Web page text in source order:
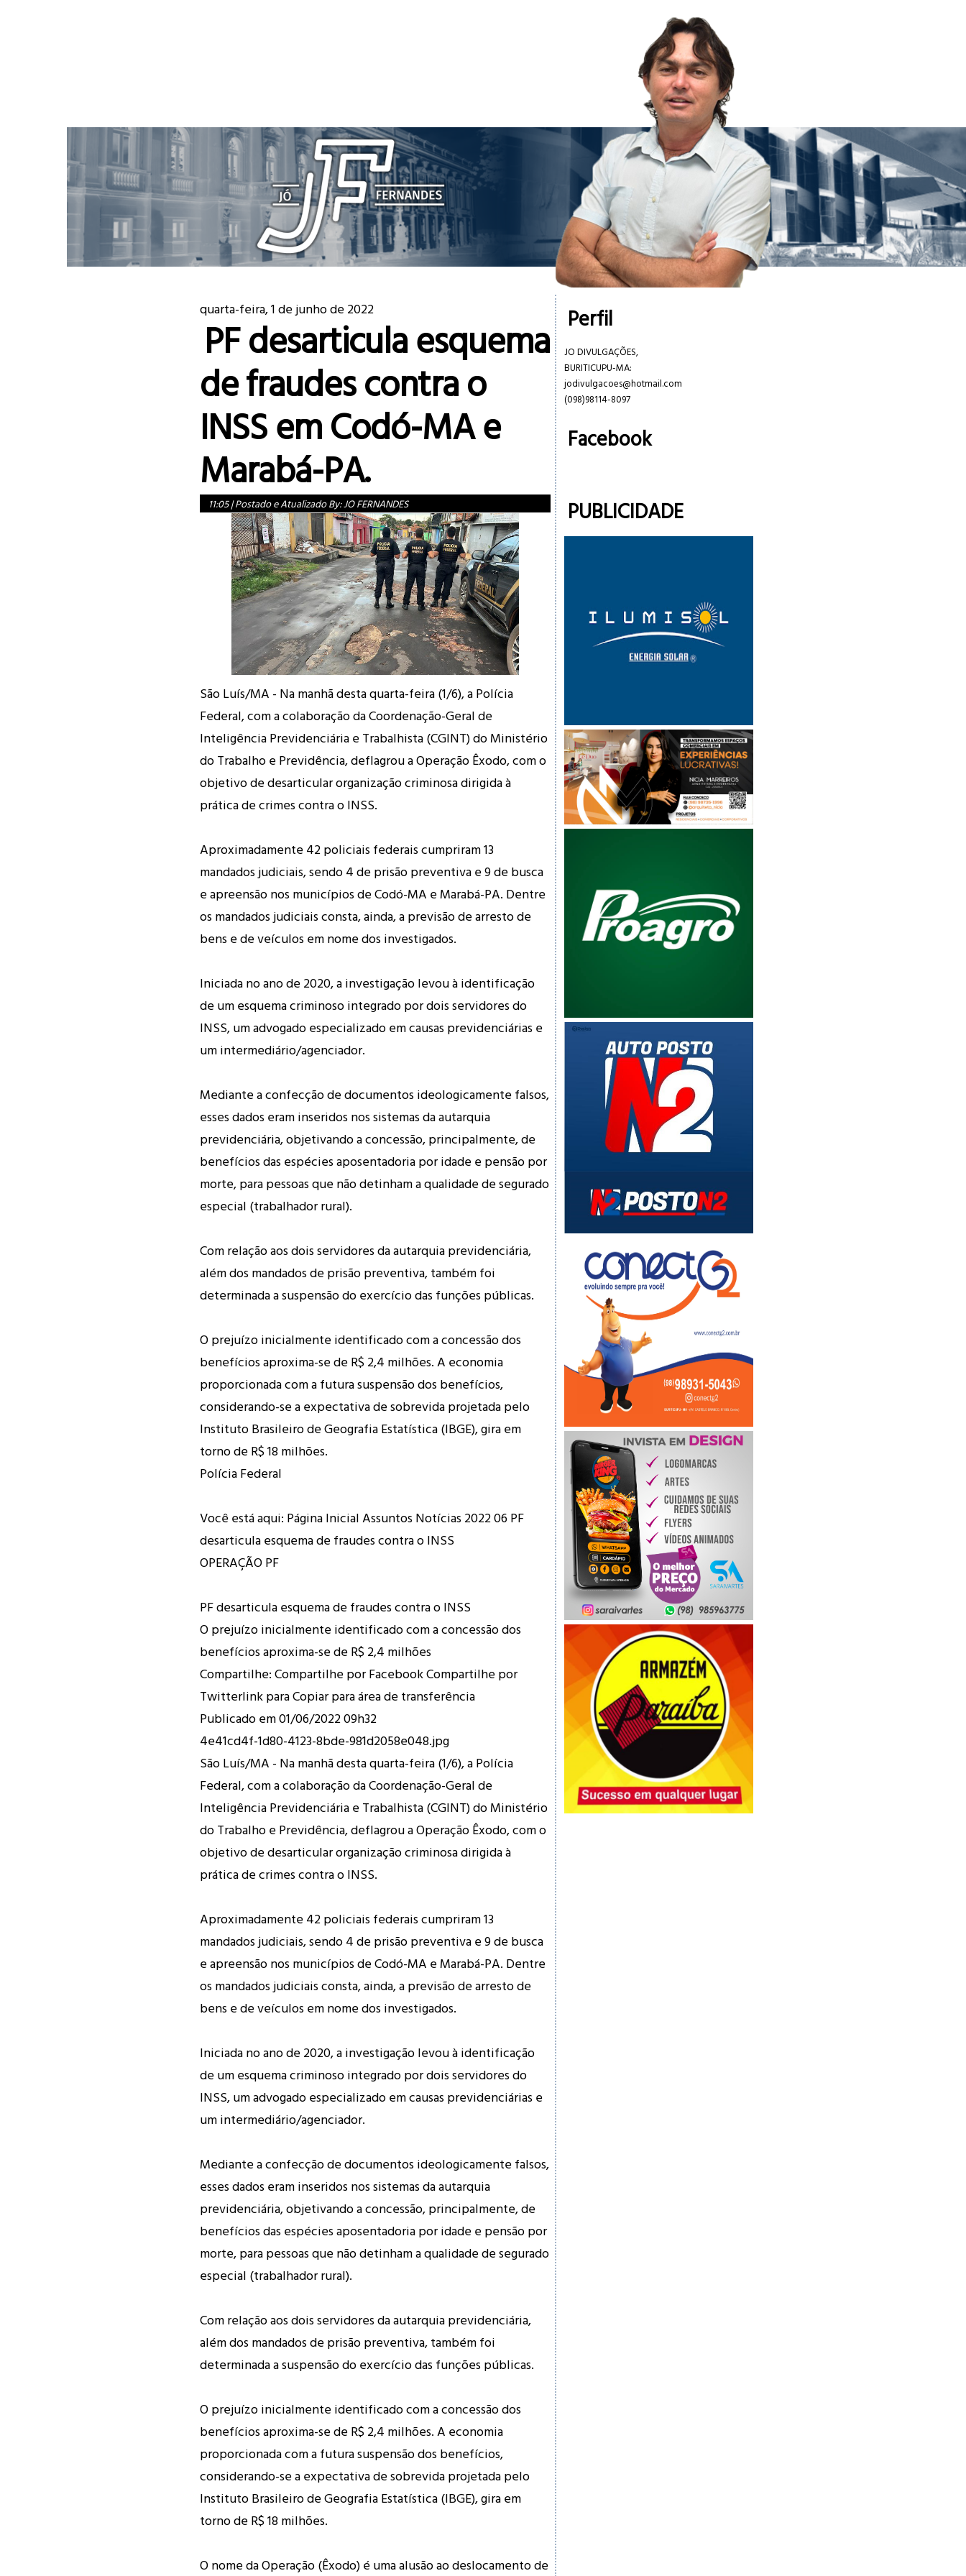
quarta-feira, 1 de junho de 2022
PF desarticula esquema
de fraudes contra o
INSS em Codó-MA e
Marabá-PA.
11:05|Postado e Atualizado By:JO FERNANDES
São Luís/MA - Na manhã desta quarta-feira (1/6), a Polícia
Federal, com a colaboração da Coordenação-Geral de
Inteligência Previdenciária e Trabalhista (CGINT) do Ministério
do Trabalho e Previdência, deflagrou a Operação Êxodo, com o
objetivo de desarticular organização criminosa dirigida à
prática de crimes contra o INSS.
Aproximadamente 42 policiais federais cumpriram 13
mandados judiciais, sendo 4 de prisão preventiva e 9 de busca
e apreensão nos municípios de Codó-MA e Marabá-PA. Dentre
os mandados judiciais consta, ainda, a previsão de arresto de
bens e de veículos em nome dos investigados.
Iniciada no ano de 2020, a investigação levou à identificação
de um esquema criminoso integrado por dois servidores do
INSS, um advogado especializado em causas previdenciárias e
um intermediário/agenciador.
Mediante a confecção de documentos ideologicamente falsos,
esses dados eram inseridos nos sistemas da autarquia
previdenciária, objetivando a concessão, principalmente, de
benefícios das espécies aposentadoria por idade e pensão por
morte, para pessoas que não detinham a qualidade de segurado
especial (trabalhador rural).
Com relação aos dois servidores da autarquia previdenciária,
além dos mandados de prisão preventiva, também foi
determinada a suspensão do exercício das funções públicas.
O prejuízo inicialmente identificado com a concessão dos
benefícios aproxima-se de R$ 2,4 milhões. A economia
proporcionada com a futura suspensão dos benefícios,
considerando-se a expectativa de sobrevida projetada pelo
Instituto Brasileiro de Geografia Estatística (IBGE), gira em
torno de R$ 18 milhões.
Polícia Federal
Você está aqui: Página Inicial Assuntos Notícias 2022 06 PF
desarticula esquema de fraudes contra o INSS
OPERAÇÃO PF
PF desarticula esquema de fraudes contra o INSS
O prejuízo inicialmente identificado com a concessão dos
benefícios aproxima-se de R$ 2,4 milhões
Compartilhe: Compartilhe por Facebook Compartilhe por
Twitterlink para Copiar para área de transferência
Publicado em 01/06/2022 09h32
4e41cd4f-1d80-4123-8bde-981d2058e048.jpg
São Luís/MA - Na manhã desta quarta-feira (1/6), a Polícia
Federal, com a colaboração da Coordenação-Geral de
Inteligência Previdenciária e Trabalhista (CGINT) do Ministério
do Trabalho e Previdência, deflagrou a Operação Êxodo, com o
objetivo de desarticular organização criminosa dirigida à
prática de crimes contra o INSS.
Aproximadamente 42 policiais federais cumpriram 13
mandados judiciais, sendo 4 de prisão preventiva e 9 de busca
e apreensão nos municípios de Codó-MA e Marabá-PA. Dentre
os mandados judiciais consta, ainda, a previsão de arresto de
bens e de veículos em nome dos investigados.
Iniciada no ano de 2020, a investigação levou à identificação
de um esquema criminoso integrado por dois servidores do
INSS, um advogado especializado em causas previdenciárias e
um intermediário/agenciador.
Mediante a confecção de documentos ideologicamente falsos,
esses dados eram inseridos nos sistemas da autarquia
previdenciária, objetivando a concessão, principalmente, de
benefícios das espécies aposentadoria por idade e pensão por
morte, para pessoas que não detinham a qualidade de segurado
especial (trabalhador rural).
Com relação aos dois servidores da autarquia previdenciária,
além dos mandados de prisão preventiva, também foi
determinada a suspensão do exercício das funções públicas.
O prejuízo inicialmente identificado com a concessão dos
benefícios aproxima-se de R$ 2,4 milhões. A economia
proporcionada com a futura suspensão dos benefícios,
considerando-se a expectativa de sobrevida projetada pelo
Instituto Brasileiro de Geografia Estatística (IBGE), gira em
torno de R$ 18 milhões.
O nome da Operação (Êxodo) é uma alusão ao deslocamento de
Perfil
JO DIVULGAÇÕES,
BURITICUPU-MA:
jodivulgacoes@hotmail.com
(098)98114-8097
Facebook
PUBLICIDADE